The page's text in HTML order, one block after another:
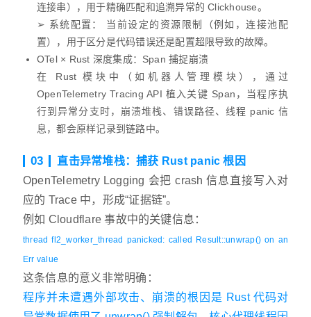
连接串），用于精确匹配和追溯异常的 Clickhouse。
➢ 系统配置： 当前设定的资源限制（例如，连接池配
置），用于区分是代码错误还是配置超限导致的故障。
OTel × Rust 深度集成：Span 捕捉崩溃
在 Rust 模块中（如机器人管理模块），通过
OpenTelemetry Tracing API 植入关键 Span，当程序执
行到异常分支时，崩溃堆栈、错误路径、线程 panic 信
息，都会原样记录到链路中。
03
直击异常堆栈：捕获 Rust panic 根因
OpenTelemetry Logging 会把 crash 信息直接写入对
应的 Trace 中，形成“证据链”。
例如 Cloudflare 事故中的关键信息：
thread fl2_worker_thread panicked: called Result::unwrap() on an
Err value
这条信息的意义非常明确：
程序并未遭遇外部攻击、崩溃的根因是 Rust 代码对